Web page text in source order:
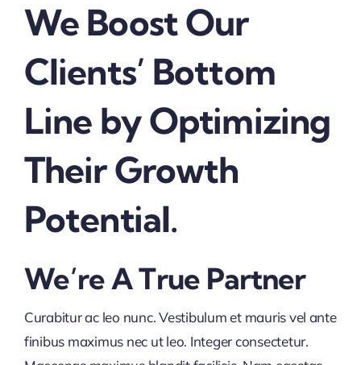
We Boost Our
Clients’ Bottom
Line by Optimizing
Their Growth
Potential.
We’re A True Partner
Curabitur ac leo nunc. Vestibulum et mauris vel ante
finibus maximus nec ut leo. Integer consectetur.